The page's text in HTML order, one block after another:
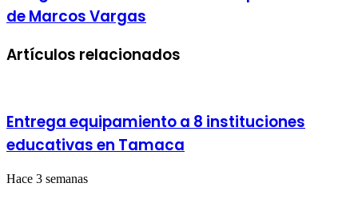
la
corporación
Todo
la
de
de
Marcos
Vargas
de Marcos Vargas
Artículos relacionados
Entrega equipamiento a 8 instituciones
educativas en Tamaca
Hace 3 semanas